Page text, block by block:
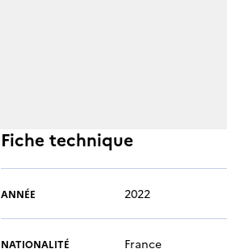
Fiche technique
ANNÉE 2022
NATIONALITÉ France